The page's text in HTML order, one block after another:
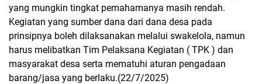
yang mungkin tingkat pemahamanya masih rendah.
Kegiatan yang sumber dana dari dana desa pada
prinsipnya boleh dilaksanakan melalui swakelola, namun
harus melibatkan Tim Pelaksana Kegiatan ( TPK ) dan
masyarakat desa serta mematuhi aturan pengadaan
barang/jasa yang berlaku.(22/7/2025)